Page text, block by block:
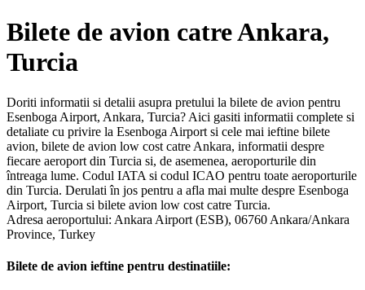
Bilete de avion catre Ankara,
Turcia
Doriti informatii si detalii asupra pretului la bilete de avion pentru
Esenboga Airport, Ankara, Turcia? Aici gasiti informatii complete si
detaliate cu privire la Esenboga Airport si cele mai ieftine bilete
avion, bilete de avion low cost catre Ankara, informatii despre
fiecare aeroport din Turcia si, de asemenea, aeroporturile din
întreaga lume. Codul IATA si codul ICAO pentru toate aeroporturile
din Turcia. Derulati în jos pentru a afla mai multe despre Esenboga
Airport, Turcia si bilete avion low cost catre Turcia.
Adresa aeroportului: Ankara Airport (ESB), 06760 Ankara/Ankara
Province, Turkey
Bilete de avion ieftine pentru destinatiile: